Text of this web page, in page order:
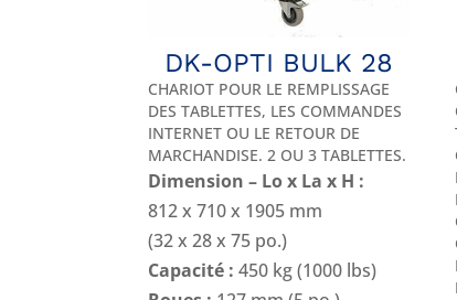
DK-OPTI BULK 28
CHARIOT POUR LE REMPLISSAGE
DES TABLETTES, LES COMMANDES
INTERNET OU LE RETOUR DE
MARCHANDISE. 2 OU 3 TABLETTES.
Dimension – Lo x La x H :
812 x 710 x 1905 mm
(32 x 28 x 75 po.)
Capacité : 450 kg (1000 lbs)